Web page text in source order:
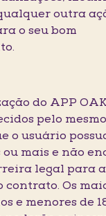
outra
o seu bom
do APP
pelo
o usuário
ou mais e não
legal para a
contrato. Os
e menores de